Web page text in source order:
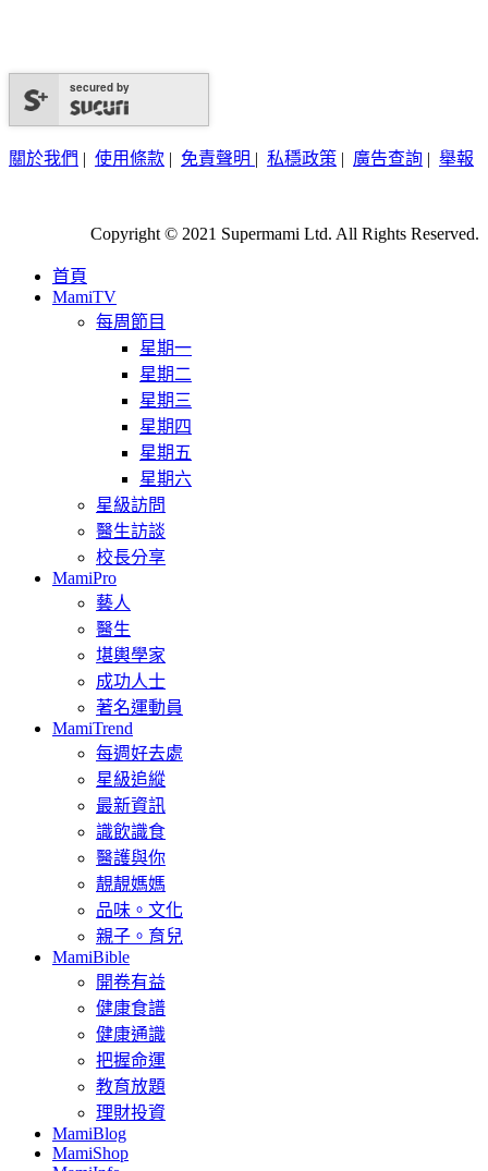
secured by
關於我們 | 使用條款 | 免責聲明 | 私穩政策 | 廣告查詢 | 舉報
Copyright © 2021 Supermami Ltd. All Rights Reserved.
首頁
MamiTV
每周節目
星期一
星期二
星期三
星期四
星期五
星期六
星級訪問
醫生訪談
校長分享
MamiPro
藝人
醫生
堪輿學家
成功人士
著名運動員
MamiTrend
每週好去處
星級追縱
最新資訊
識飲識食
醫護與你
靚靚媽媽
品味。文化
親子。育兒
MamiBible
開卷有益
健康食譜
健康通識
把握命運
教育放題
理財投資
MamiBlog
MamiShop